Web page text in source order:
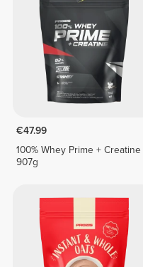
€47.99
100% Whey Prime + Creatine
907g